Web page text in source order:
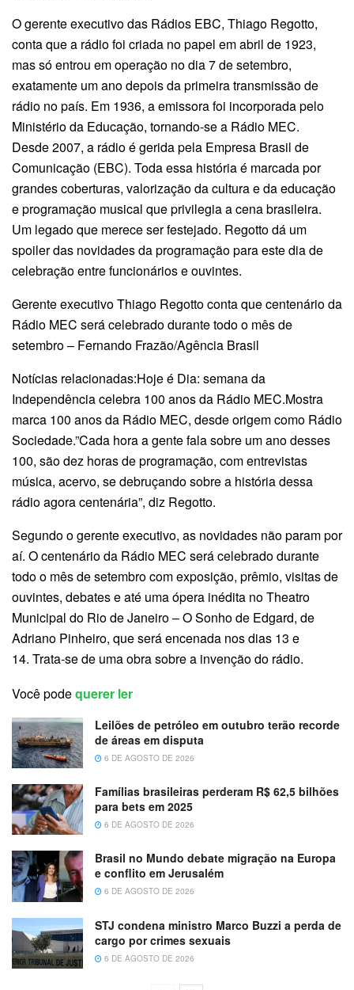
O gerente executivo das Rádios EBC, Thiago Regotto,
conta que a rádio foi criada no papel em abril de 1923,
mas só entrou em operação no dia 7 de setembro,
exatamente um ano depois da primeira transmissão de
rádio no país. Em 1936, a emissora foi incorporada pelo
Ministério da Educação, tornando-se a Rádio MEC.
Desde 2007, a rádio é gerida pela Empresa Brasil de
Comunicação (EBC). Toda essa história é marcada por
grandes coberturas, valorização da cultura e da educação
e programação musical que privilegia a cena brasileira.
Um legado que merece ser festejado. Regotto dá um
spoiler das novidades da programação para este dia de
celebração entre funcionários e ouvintes.
Gerente executivo Thiago Regotto conta que centenário da
Rádio MEC será celebrado durante todo o mês de
setembro – Fernando Frazão/Agência Brasil
Notícias relacionadas:Hoje é Dia: semana da
Independência celebra 100 anos da Rádio MEC.Mostra
marca 100 anos da Rádio MEC, desde origem como Rádio
Sociedade.”Cada hora a gente fala sobre um ano desses
100, são dez horas de programação, com entrevistas
música, acervo, se debruçando sobre a história dessa
rádio agora centenária”, diz Regotto.
Segundo o gerente executivo, as novidades não param por
aí. O centenário da Rádio MEC será celebrado durante
todo o mês de setembro com exposição, prêmio, visitas de
ouvintes, debates e até uma ópera inédita no Theatro
Municipal do Rio de Janeiro – O Sonho de Edgard, de
Adriano Pinheiro, que será encenada nos dias 13 e
14. Trata-se de uma obra sobre a invenção do rádio.
Você podequerer ler
Leilões de petróleo em outubro terão recorde
de áreas em disputa
6 DE AGOSTO DE 2026
Famílias brasileiras perderam R$ 62,5 bilhões
para bets em 2025
6 DE AGOSTO DE 2026
Brasil no Mundo debate migração na Europa
e conflito em Jerusalém
6 DE AGOSTO DE 2026
STJ condena ministro Marco Buzzi a perda de
cargo por crimes sexuais
6 DE AGOSTO DE 2026